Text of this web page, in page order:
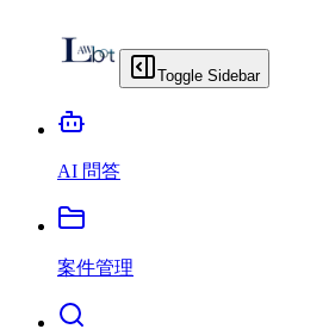
Toggle Sidebar
AI 問答
案件管理